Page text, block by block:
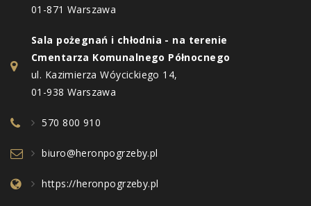
01-871 Warszawa
Sala pożegnań i chłodnia - na terenie
Cmentarza Komunalnego Północnego
ul. Kazimierza Wóycickiego 14,
01-938 Warszawa
570 800 910
biuro@heronpogrzeby.pl
https://heronpogrzeby.pl